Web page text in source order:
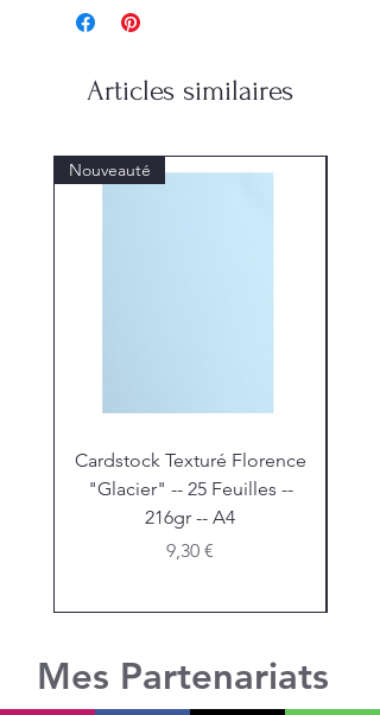
Articles similaires
Nouveauté
Cardstock Texturé Florence
"Glacier" -- 25 Feuilles --
216gr -- A4
Prix
9,30 €
Mes Partenariats